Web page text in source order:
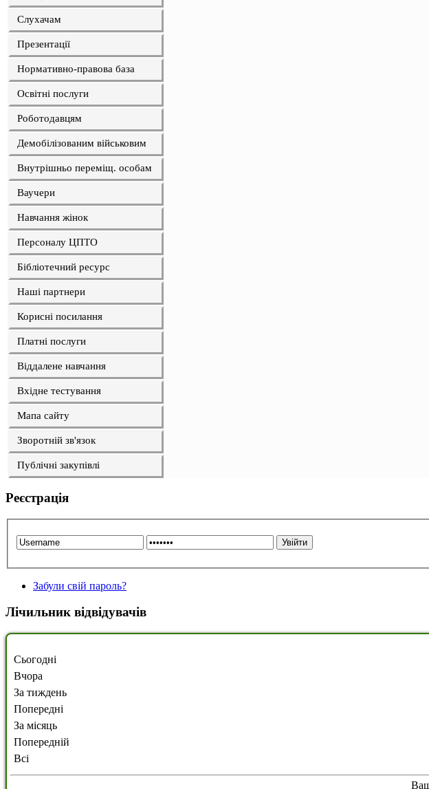
Слухачам
Презентації
Нормативно-правова база
Освітні послуги
Роботодавцям
Демобілізованим військовим
Внутрішньо переміщ. особам
Ваучери
Навчання жінок
Персоналу ЦПТО
Бібліотечний ресурс
Наші партнери
Корисні посилання
Платні послуги
Віддалене навчання
Вхідне тестування
Мапа сайту
Зворотній зв'язок
Публічні закупівлі
Реєстрація
Забули свій пароль?
Лічильник відвідувачів
Сьогодні
Вчора
За тиждень
Попередні
За місяць
Попередній
Всі